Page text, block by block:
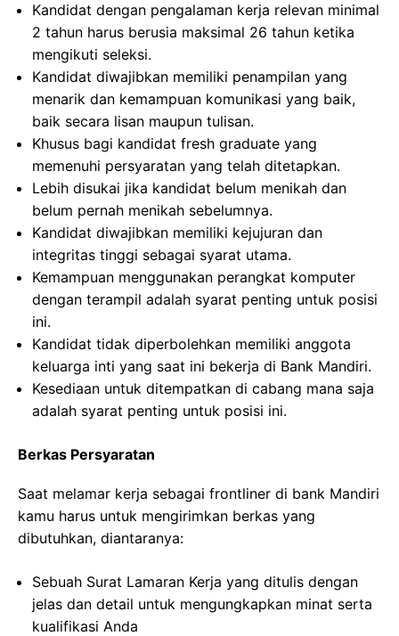
Kandidat dengan pengalaman kerja relevan minimal
2 tahun harus berusia maksimal 26 tahun ketika
mengikuti seleksi.
Kandidat diwajibkan memiliki penampilan yang
menarik dan kemampuan komunikasi yang baik,
baik secara lisan maupun tulisan.
Khusus bagi kandidat fresh graduate yang
memenuhi persyaratan yang telah ditetapkan.
Lebih disukai jika kandidat belum menikah dan
belum pernah menikah sebelumnya.
Kandidat diwajibkan memiliki kejujuran dan
integritas tinggi sebagai syarat utama.
Kemampuan menggunakan perangkat komputer
dengan terampil adalah syarat penting untuk posisi
ini.
Kandidat tidak diperbolehkan memiliki anggota
keluarga inti yang saat ini bekerja di Bank Mandiri.
Kesediaan untuk ditempatkan di cabang mana saja
adalah syarat penting untuk posisi ini.
Berkas Persyaratan
Saat melamar kerja sebagai frontliner di bank Mandiri
kamu harus untuk mengirimkan berkas yang
dibutuhkan, diantaranya:
Sebuah Surat Lamaran Kerja yang ditulis dengan
jelas dan detail untuk mengungkapkan minat serta
kualifikasi Anda